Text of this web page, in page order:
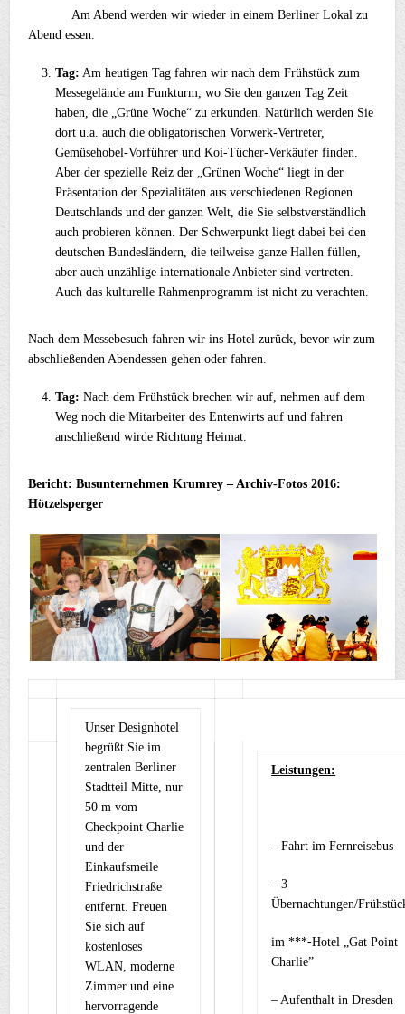
Am Abend werden wir wieder in einem Berliner Lokal zu
Abend essen.
Tag: Am heutigen Tag fahren wir nach dem Frühstück zum
Messegelände am Funkturm, wo Sie den ganzen Tag Zeit
haben, die „Grüne Woche“ zu erkunden. Natürlich werden Sie
dort u.a. auch die obligatorischen Vorwerk-Vertreter,
Gemüsehobel-Vorführer und Koi-Tücher-Verkäufer finden.
Aber der spezielle Reiz der „Grünen Woche“ liegt in der
Präsentation der Spezialitäten aus verschiedenen Regionen
Deutschlands und der ganzen Welt, die Sie selbstverständlich
auch probieren können. Der Schwerpunkt liegt dabei bei den
deutschen Bundesländern, die teilweise ganze Hallen füllen,
aber auch unzählige internationale Anbieter sind vertreten.
Auch das kulturelle Rahmenprogramm ist nicht zu verachten.
Nach dem Messebesuch fahren wir ins Hotel zurück, bevor wir zum
abschließenden Abendessen gehen oder fahren.
Tag: Nach dem Frühstück brechen wir auf, nehmen auf dem
Weg noch die Mitarbeiter des Entenwirts auf und fahren
anschließend wirde Richtung Heimat.
Bericht: Busunternehmen Krumrey – Archiv-Fotos 2016:
Hötzelsperger
Unser Designhotel
begrüßt Sie im
zentralen Berliner
Stadtteil Mitte, nur
50 m vom
Checkpoint Charlie
und der
Einkaufsmeile
Friedrichstraße
entfernt. Freuen
Sie sich auf
kostenloses
WLAN, moderne
Zimmer und eine
hervorragende
Leistungen:
– Fahrt im Fernreisebus
– 3
Übernachtungen/
im ***-Hotel „Gat Point
Charlie”
– Aufenthalt in Dresden